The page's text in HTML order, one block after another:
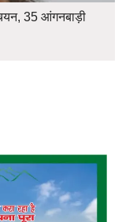
35 आंगनबाड़ी